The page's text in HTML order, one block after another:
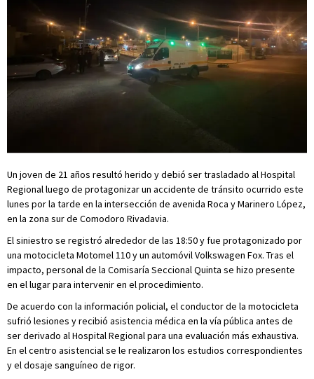
Un joven de 21 años resultó herido y debió ser trasladado al Hospital
Regional luego de protagonizar un accidente de tránsito ocurrido este
lunes por la tarde en la intersección de avenida Roca y Marinero López,
en la zona sur de Comodoro Rivadavia.
El siniestro se registró alrededor de las 18:50 y fue protagonizado por
una motocicleta Motomel 110 y un automóvil Volkswagen Fox. Tras el
impacto, personal de la Comisaría Seccional Quinta se hizo presente
en el lugar para intervenir en el procedimiento.
De acuerdo con la información policial, el conductor de la motocicleta
sufrió lesiones y recibió asistencia médica en la vía pública antes de
ser derivado al Hospital Regional para una evaluación más exhaustiva.
En el centro asistencial se le realizaron los estudios correspondientes
y el dosaje sanguíneo de rigor.